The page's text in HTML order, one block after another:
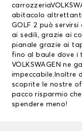
abitacolo
GOLF 2 può
ai sedili, grazie ai
pianale grazie ai
fino al baule dove i
VOLKSWAGEN ne
impeccabile.Inoltre
scoprite le nostre
pacco risparmio
spendere meno!